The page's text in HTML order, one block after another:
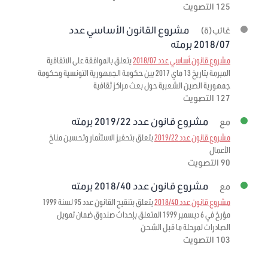
125 التصويت
غائب(ة)
مشروع القانون الأساسي عدد
2018/07 برمته
مشروع قانون أساسي عدد 2018/07
يتعلق بالموافقة على الاتفاقية
المبرمة بتاريخ 13 ماي 2017 بين حكومة الجمهورية التونسية وحكومة
جمهورية الصين الشعبية حول بعث مراكز ثقافية
127 التصويت
مع مشروع قانون عدد 2019/22 برمته
مشروع قانون عدد 2019/22
يتعلق بتحفيز الاستثمار وتحسين مناخ
الأعمال
90 التصويت
مع مشروع قانون عدد 2018/40 برمته
مشروع قانون عدد 2018/40
يتعلق بتنقيح القانون عدد 95 لسنة 1999
مؤرخ في 6 ديسمبر 1999 المتعلق بإحداث صندوق ضمان تمويل
الصادرات لمرحلة ما قبل الشحن
103 التصويت